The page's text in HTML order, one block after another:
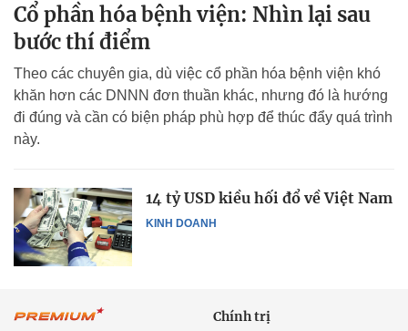
Cổ phần hóa bệnh viện: Nhìn lại sau
bước thí điểm
Theo các chuyên gia, dù việc cổ phần hóa bệnh viện khó
khăn hơn các DNNN đơn thuần khác, nhưng đó là hướng
đi đúng và cần có biện pháp phù hợp để thúc đẩy quá trình
này.
KINH DOANH
14 tỷ USD kiều hối đổ về Việt Nam
Chính trị